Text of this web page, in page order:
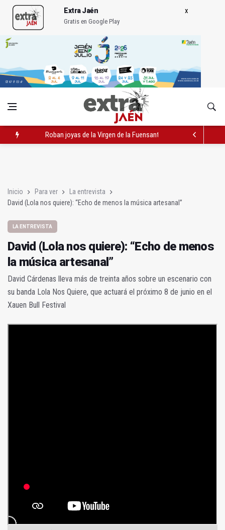
Extra Jaén
Gratis en Google Play
Roban joyas de la Virgen de la Fuensanta Coronada de
Inicio Para ver
La entrevista
David (Lola nos quiere): “Echo de menos la música artesanal”
LA ENTREVISTA
David (Lola nos quiere): “Echo de menos
la música artesanal”
David Cárdenas lleva más de treinta años sobre un escenario con
su banda Lola Nos Quiere, que actuará el próximo 8 de junio en el
Xauen Bull Festival